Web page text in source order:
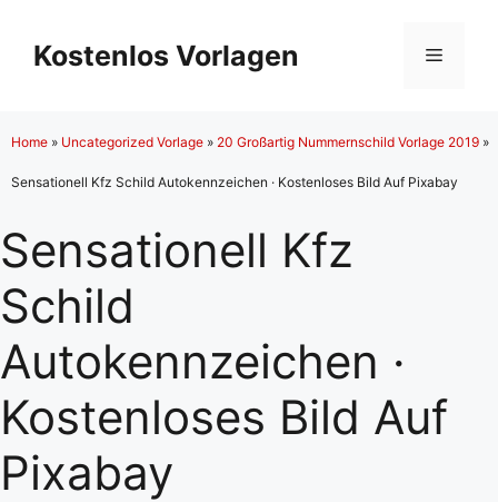
Inhalt
springen
Kostenlos Vorlagen Menü
Home » Uncategorized Vorlage » 20 Großartig Nummernschild Vorlage 2019 »
Sensationell Kfz Schild Autokennzeichen · Kostenloses Bild Auf Pixabay
Sensationell Kfz
Schild
Autokennzeichen ·
Kostenloses Bild Auf
Pixabay